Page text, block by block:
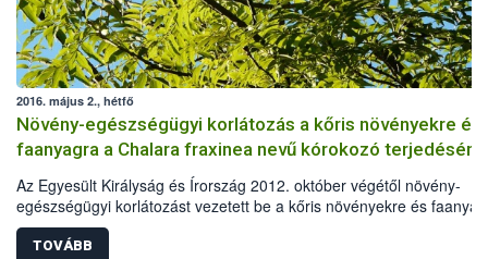
2016. május 2., hétfő
Növény-egészségügyi korlátozás a kőris növényekre és
faanyagra a Chalara fraxinea nevű kórokozó terjedésének
megakadályozására
Az Egyesült Királyság és Írország 2012. október végétől növény-
egészségügyi korlátozást vezetett be a kőris növényekre és
A korlátozást a Chalara fraxinea nevű gomba Brit-szigeteki észlelése
indokolta, a nagy jelentőségű kőrisfáik megvédése érdekében.
TOVÁBB